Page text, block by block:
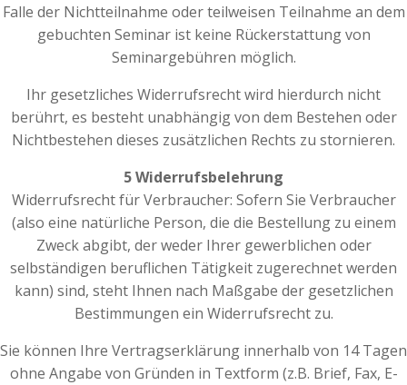
Falle der Nichtteilnahme oder teilweisen Teilnahme an dem
gebuchten Seminar ist keine Rückerstattung von
Seminargebühren möglich.
Ihr gesetzliches Widerrufsrecht wird hierdurch nicht
berührt, es besteht unabhängig von dem Bestehen oder
Nichtbestehen dieses zusätzlichen Rechts zu stornieren.
5 Widerrufsbelehrung
Widerrufsrecht für Verbraucher: Sofern Sie Verbraucher
(also eine natürliche Person, die die Bestellung zu einem
Zweck abgibt, der weder Ihrer gewerblichen oder
selbständigen beruflichen Tätigkeit zugerechnet werden
kann) sind, steht Ihnen nach Maßgabe der gesetzlichen
Bestimmungen ein Widerrufsrecht zu.
Sie können Ihre Vertragserklärung innerhalb von 14 Tagen
ohne Angabe von Gründen in Textform (z.B. Brief, Fax, E-